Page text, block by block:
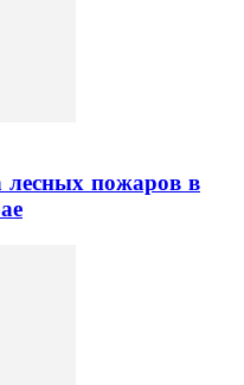
лесных пожаров в